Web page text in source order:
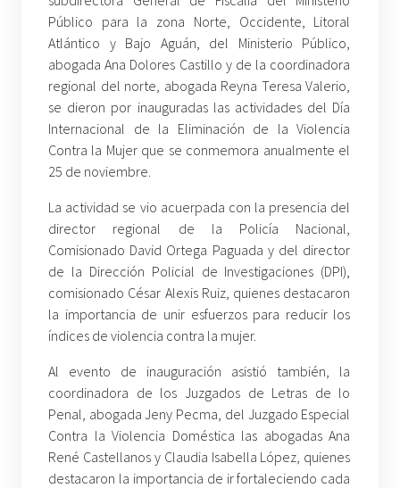
Público para la zona Norte, Occidente, Litoral
Atlántico y Bajo Aguán, del Ministerio Público,
abogada Ana Dolores Castillo y de la coordinadora
regional del norte, abogada Reyna Teresa Valerio,
se dieron por inauguradas las actividades del Día
Internacional de la Eliminación de la Violencia
Contra la Mujer que se conmemora anualmente el
25 de noviembre.
La actividad se vio acuerpada con la presencia del
director regional de la Policía Nacional,
Comisionado David Ortega Paguada y del director
de la Dirección Policial de Investigaciones (DPI),
comisionado César Alexis Ruiz, quienes destacaron
la importancia de unir esfuerzos para reducir los
índices de violencia contra la mujer.
Al evento de inauguración asistió también, la
coordinadora de los Juzgados de Letras de lo
Penal, abogada Jeny Pecma, del Juzgado Especial
Contra la Violencia Doméstica las abogadas Ana
René Castellanos y Claudia Isabella López, quienes
destacaron la importancia de ir fortaleciendo cada